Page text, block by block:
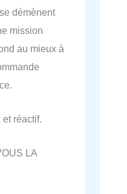
démènent
mission
au mieux à
réactif.
LA